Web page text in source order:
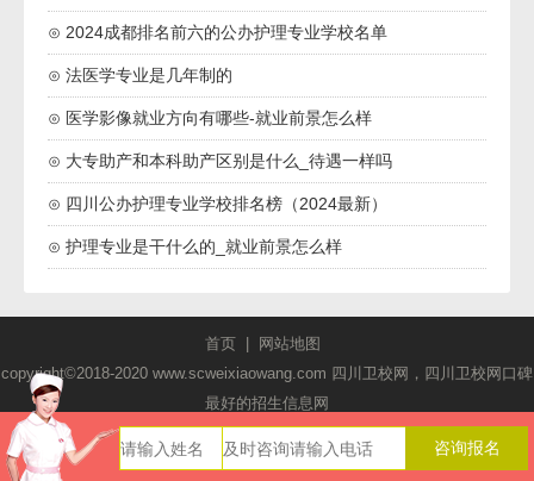
⊙ 2024成都排名前六的公办护理专业学校名单
⊙ 法医学专业是几年制的
⊙ 医学影像就业方向有哪些-就业前景怎么样
⊙ 大专助产和本科助产区别是什么_待遇一样吗
⊙ 四川公办护理专业学校排名榜（2024最新）
⊙ 护理专业是干什么的_就业前景怎么样
首页|
网站地图
copyright©2018-2020 www.scweixiaowang.com 四川卫校网，四川卫校网口碑
最好的招生信息网